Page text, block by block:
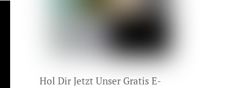
Hol Dir Jetzt Unser Gratis E-